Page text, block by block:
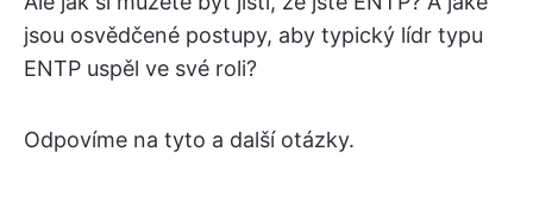
jsou osvědčené postupy, aby typický lídr typu
ENTP uspěl ve své roli?
Odpovíme na tyto a další otázky.